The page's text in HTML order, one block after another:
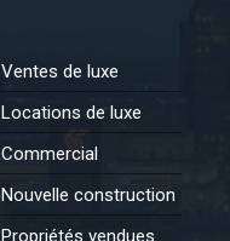
Ventes de luxe
Locations de luxe
Commercial
Nouvelle construction
Propriétés vendues